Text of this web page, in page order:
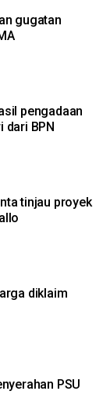
gugatan
PT KIMA
pengadaan
dari BPN
tinjau proyek
diklaim
PSU